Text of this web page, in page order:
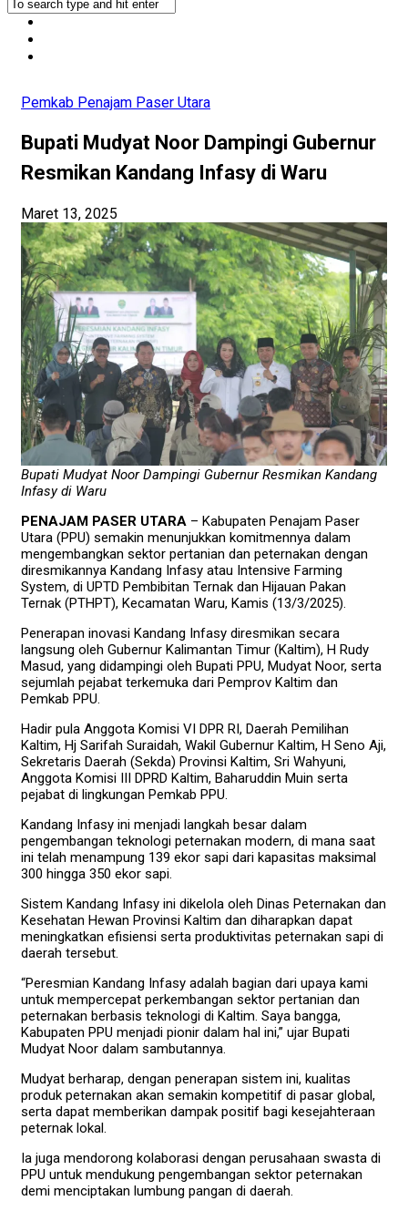
Pemkab Penajam Paser Utara
Bupati Mudyat Noor Dampingi Gubernur
Resmikan Kandang Infasy di Waru
Maret 13, 2025
Bupati Mudyat Noor Dampingi Gubernur Resmikan Kandang
Infasy di Waru
PENAJAM PASER UTARA – Kabupaten Penajam Paser
Utara (PPU) semakin menunjukkan komitmennya dalam
mengembangkan sektor pertanian dan peternakan dengan
diresmikannya Kandang Infasy atau Intensive Farming
System, di UPTD Pembibitan Ternak dan Hijauan Pakan
Ternak (PTHPT), Kecamatan Waru, Kamis (13/3/2025).
Penerapan inovasi Kandang Infasy diresmikan secara
langsung oleh Gubernur Kalimantan Timur (Kaltim), H Rudy
Masud, yang didampingi oleh Bupati PPU, Mudyat Noor, serta
sejumlah pejabat terkemuka dari Pemprov Kaltim dan
Pemkab PPU.
Hadir pula Anggota Komisi VI DPR RI, Daerah Pemilihan
Kaltim, Hj Sarifah Suraidah, Wakil Gubernur Kaltim, H Seno Aji,
Sekretaris Daerah (Sekda) Provinsi Kaltim, Sri Wahyuni,
Anggota Komisi III DPRD Kaltim, Baharuddin Muin serta
pejabat di lingkungan Pemkab PPU.
Kandang Infasy ini menjadi langkah besar dalam
pengembangan teknologi peternakan modern, di mana saat
ini telah menampung 139 ekor sapi dari kapasitas maksimal
300 hingga 350 ekor sapi.
Sistem Kandang Infasy ini dikelola oleh Dinas Peternakan dan
Kesehatan Hewan Provinsi Kaltim dan diharapkan dapat
meningkatkan efisiensi serta produktivitas peternakan sapi di
daerah tersebut.
“Peresmian Kandang Infasy adalah bagian dari upaya kami
untuk mempercepat perkembangan sektor pertanian dan
peternakan berbasis teknologi di Kaltim. Saya bangga,
Kabupaten PPU menjadi pionir dalam hal ini,” ujar Bupati
Mudyat Noor dalam sambutannya.
Mudyat berharap, dengan penerapan sistem ini, kualitas
produk peternakan akan semakin kompetitif di pasar global,
serta dapat memberikan dampak positif bagi kesejahteraan
peternak lokal.
Ia juga mendorong kolaborasi dengan perusahaan swasta di
PPU untuk mendukung pengembangan sektor peternakan
demi menciptakan lumbung pangan di daerah.